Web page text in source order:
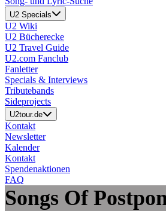
U2 Specials
U2 Wiki
U2 Bücherecke
U2 Travel Guide
U2.com Fanclub
Fanletter
Specials & Interviews
Tributebands
Sideprojects
U2tour.de
Kontakt
Newsletter
Kalender
Kontakt
Spendenaktionen
FAQ
Zum Hauptinhalt springen
Songs Of